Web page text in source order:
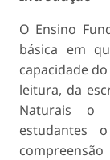
O Ensino
básica em
capacidade
leitura, da
Naturais o
estudantes